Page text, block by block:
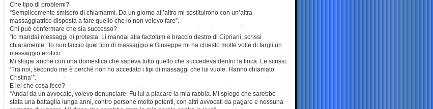
Che tipo di problemi?
“Semplicemente smisero di chiamarmi. Da un giorno all’altro mi sostituirono con un’altra
massaggiatrice disposta a fare quello che io non volevo fare”.
Chi può confermare che sia successo?
“Io mandai messaggi di protesta. Li mandai alla factotum e braccio destro di Cipriani, scrissi
chiaramente: ‘Io non faccio quel tipo di massaggio e Giuseppe mi ha chiesto molte volte di fargli un
massaggio erotico ’.
Mi sfogai anche con una domestica che sapeva tutto quello che succedeva dentro la finca. Le scrissi:
‘Tra noi, secondo me è perché non ho accettato i tipi di massaggi che lui vuole. Hanno chiamato
Cristina’”.
E lei che cosa fece?
“Andai da un avvocato, volevo denunciare. Fu lui a placare la mia rabbia. Mi spiegò che sarebbe
stata una battaglia lunga anni, contro persone molto potenti, con altri avvocati da pagare e nessuna